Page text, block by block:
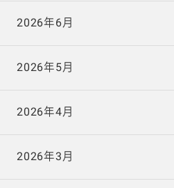
2026年6月
2026年5月
2026年4月
2026年3月